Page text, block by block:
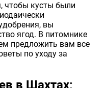
чтобы кусты были
вы
ягод. В питомнике
предложить вам все
по уходу за
в Шахтах: